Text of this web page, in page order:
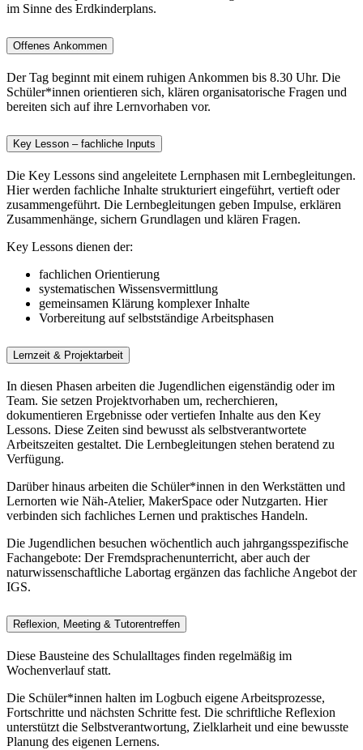
im Sinne des Erdkinderplans.
Offenes Ankommen
Der Tag beginnt mit einem ruhigen Ankommen bis 8.30 Uhr. Die
Schüler*innen orientieren sich, klären organisatorische Fragen und
bereiten sich auf ihre Lernvorhaben vor.
Key Lesson – fachliche Inputs
Die Key Lessons sind angeleitete Lernphasen mit Lernbegleitungen.
Hier werden fachliche Inhalte strukturiert eingeführt, vertieft oder
zusammengeführt. Die Lernbegleitungen geben Impulse, erklären
Zusammenhänge, sichern Grundlagen und klären Fragen.
Key Lessons dienen der:
fachlichen Orientierung
systematischen Wissensvermittlung
gemeinsamen Klärung komplexer Inhalte
Vorbereitung auf selbstständige Arbeitsphasen
Lernzeit & Projektarbeit
In diesen Phasen arbeiten die Jugendlichen eigenständig oder im
Team. Sie setzen Projektvorhaben um, recherchieren,
dokumentieren Ergebnisse oder vertiefen Inhalte aus den Key
Lessons. Diese Zeiten sind bewusst als selbstverantwortete
Arbeitszeiten gestaltet. Die Lernbegleitungen stehen beratend zu
Verfügung.
Darüber hinaus arbeiten die Schüler*innen in den Werkstätten und
Lernorten wie Näh-Atelier, MakerSpace oder Nutzgarten. Hier
verbinden sich fachliches Lernen und praktisches Handeln.
Die Jugendlichen besuchen wöchentlich auch jahrgangsspezifische
Fachangebote: Der Fremdsprachenunterricht, aber auch der
naturwissenschaftliche Labortag ergänzen das fachliche Angebot der
IGS.
Reflexion, Meeting & Tutorentreffen
Diese Bausteine des Schulalltages finden regelmäßig im
Wochenverlauf statt.
Die Schüler*innen halten im Logbuch eigene Arbeitsprozesse,
Fortschritte und nächsten Schritte fest. Die schriftliche Reflexion
unterstützt die Selbstverantwortung, Zielklarheit und eine bewusste
Planung des eigenen Lernens.